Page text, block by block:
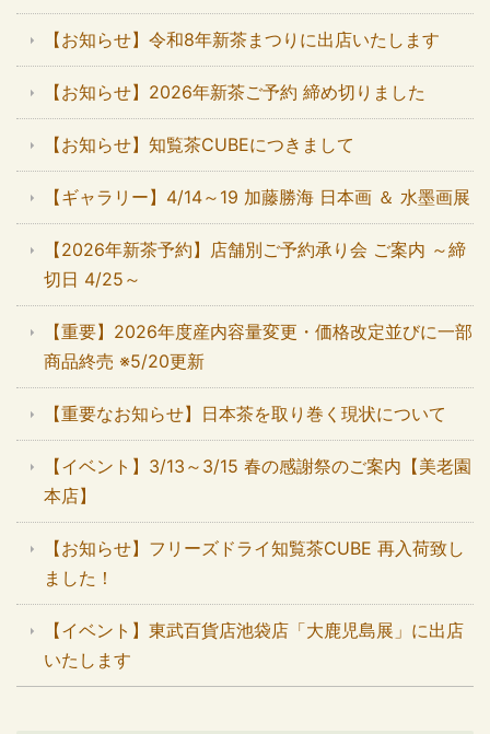
【お知らせ】令和8年新茶まつりに出店いたします
【お知らせ】2026年新茶ご予約 締め切りました
【お知らせ】知覧茶CUBEにつきまして
【ギャラリー】4/14～19 加藤勝海 日本画 ＆ 水墨画展
【2026年新茶予約】店舗別ご予約承り会 ご案内 ～締
切日 4/25～
【重要】2026年度産内容量変更・価格改定並びに一部
商品終売 ※5/20更新
【重要なお知らせ】日本茶を取り巻く現状について
【イベント】3/13～3/15 春の感謝祭のご案内【美老園
本店】
【お知らせ】フリーズドライ知覧茶CUBE 再入荷致し
ました！
【イベント】東武百貨店池袋店「大鹿児島展」に出店
いたします